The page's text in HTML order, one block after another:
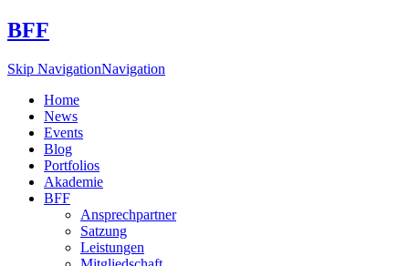
BFF
Skip NavigationNavigation
Home
News
Events
Blog
Portfolios
Akademie
BFF
Ansprechpartner
Satzung
Leistungen